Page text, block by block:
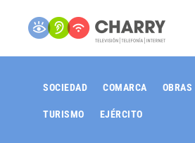
SOCIEDAD COMARCA OBRAS
TURISMO EJÉRCITO